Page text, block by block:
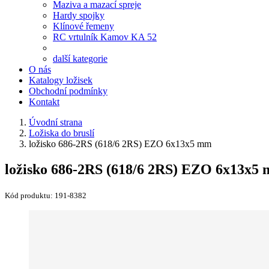
Maziva a mazací spreje
Hardy spojky
Klínové řemeny
RC vrtulník Kamov KA 52
další kategorie
O nás
Katalogy ložisek
Obchodní podmínky
Kontakt
Úvodní strana
Ložiska do bruslí
ložisko 686-2RS (618/6 2RS) EZO 6x13x5 mm
ložisko 686-2RS (618/6 2RS) EZO 6x13x5
Kód produktu: 191-8382